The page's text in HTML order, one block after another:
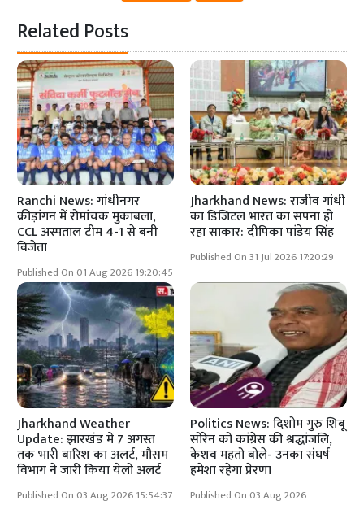
Related Posts
Ranchi News: गांधीनगर
क्रीड़ांगन में रोमांचक मुकाबला,
CCL अस्पताल टीम 4-1 से बनी
विजेता
Published On 01 Aug 2026 19:20:45
Jharkhand News: राजीव गांधी
का डिजिटल भारत का सपना हो
रहा साकार: दीपिका पांडेय सिंह
Published On 31 Jul 2026 17:20:29
Jharkhand Weather
Update: झारखंड में 7 अगस्त
तक भारी बारिश का अलर्ट, मौसम
विभाग ने जारी किया येलो अलर्ट
Published On 03 Aug 2026 15:54:37
Politics News: दिशोम गुरु शिबू
सोरेन को कांग्रेस की श्रद्धांजलि,
केशव महतो बोले- उनका संघर्ष
हमेशा रहेगा प्रेरणा
Published On 03 Aug 2026